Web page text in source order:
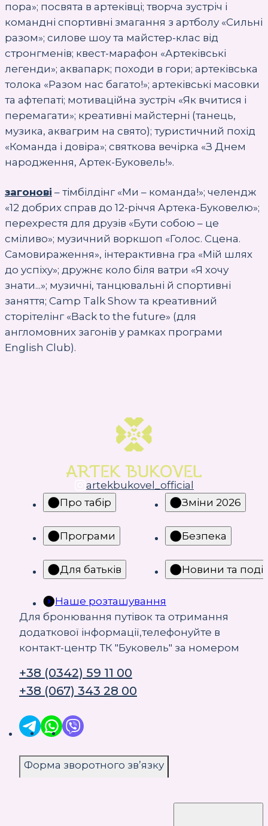
пора»; посвята в артеківці; творча зустріч і
командні спортивні змагання з артболу «Сильні
разом»; силове шоу та майстер-клас від
стронгменів; квест-марафон «Артеківські
легенди»; аквапарк; походи в гори; артеківська
толока «Разом нас багато!»; артеківські масовки
та афтепаті; мотиваційна зустріч «Як вчитися і
перемагати»; креативні майстерні (танець,
музика, аквагрим на свято); туристичний похід
«Команда і довіра»; святкова вечірка «З Днем
народження, Артек-Буковель!».
загонові – тімбілдінг «Ми – команда!»; челендж
«12 добрих справ до 12-річчя Артека-Буковелю»;
перехрестя для друзів «Бути собою – це
сміливо»; музичний воркшоп «Голос. Сцена.
Самовираження», інтерактивна гра «Мій шлях
до успіху»; дружнє коло біля ватри «Я хочу
знати...»; музичні, танцювальні й спортивні
заняття; Camp Talk Show та креативний
сторітелінг «Back to the future» (для
англомовних загонів у рамках програми
English Club).
artekbukovel_official
Про табір
Зміни 2026
Програми Безпека
Для батьків Новини та події
Наше розташування
Для бронювання путівок та отримання
додаткової інформації,телефонуйте в
контакт-центр ТК "Буковель" за номером
+38 (0342) 59 11 00
+38 (067) 343 28 00
Форма зворотного звʼязку